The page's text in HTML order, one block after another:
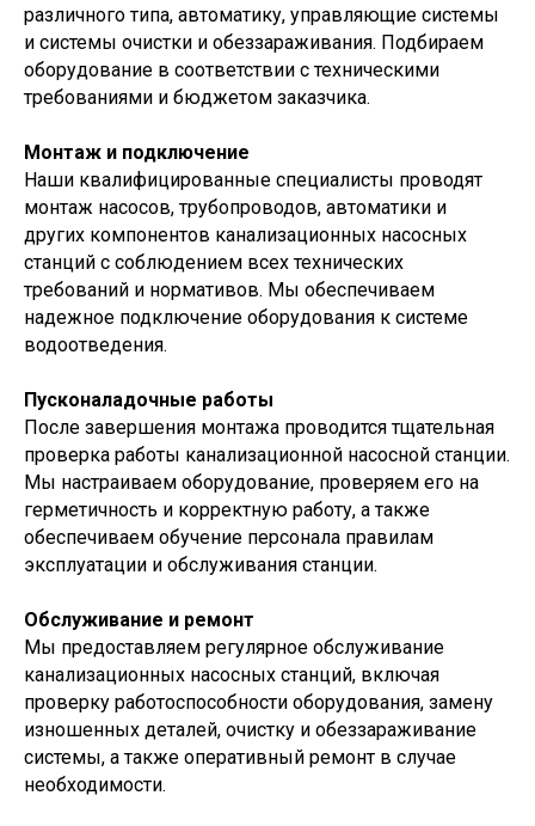
различного типа, автоматику, управляющие системы
и системы очистки и обеззараживания. Подбираем
оборудование в соответствии с техническими
требованиями и бюджетом заказчика.
Монтаж и подключение
Наши квалифицированные специалисты проводят
монтаж насосов, трубопроводов, автоматики и
других компонентов канализационных насосных
станций с соблюдением всех технических
требований и нормативов. Мы обеспечиваем
надежное подключение оборудования к системе
водоотведения.
Пусконаладочные работы
После завершения монтажа проводится тщательная
проверка работы канализационной насосной станции.
Мы настраиваем оборудование, проверяем его на
герметичность и корректную работу, а также
обеспечиваем обучение персонала правилам
эксплуатации и обслуживания станции.
Обслуживание и ремонт
Мы предоставляем регулярное обслуживание
канализационных насосных станций, включая
проверку работоспособности оборудования, замену
изношенных деталей, очистку и обеззараживание
системы, а также оперативный ремонт в случае
необходимости.